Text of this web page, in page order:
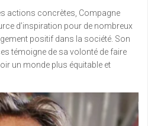
actions concrètes, Compagne
d’inspiration pour de nombreux
positif dans la société. Son
témoigne de sa volonté de faire
un monde plus équitable et